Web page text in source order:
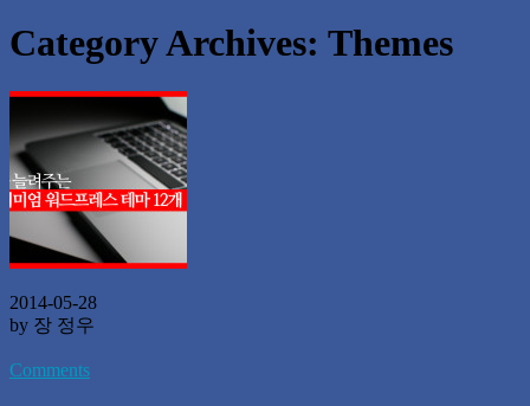
Category Archives: Themes
2014-05-28
by 장 정우
Comments